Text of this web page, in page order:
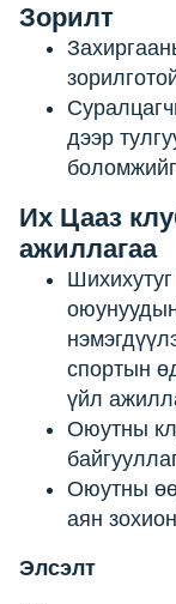
Зорилт
дээр
Их Цааз
ажиллагаа
спортын
үйл
Оюутны
Оюутны
аян
Элсэлт